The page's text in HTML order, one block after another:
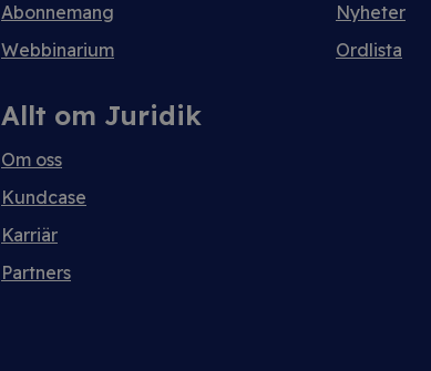
Abonnemang
Webbinarium
Nyheter
Ordlista
Allt om Juridik
Om oss
Kundcase
Karriär
Partners